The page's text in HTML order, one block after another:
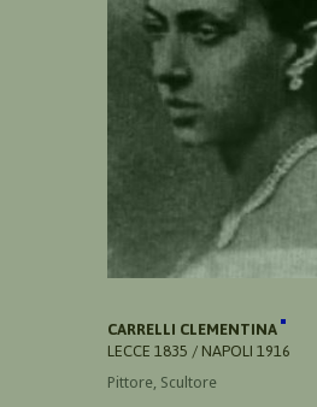
CARRELLI CLEMENTINA
LECCE 1835 / NAPOLI 1916
Pittore, Scultore